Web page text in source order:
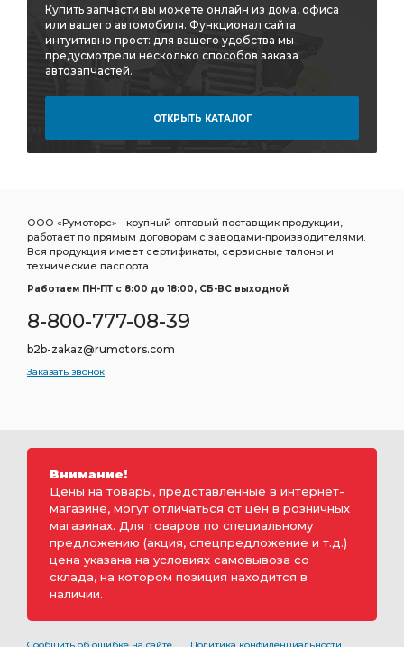
Купить запчасти вы можете онлайн из дома, офиса
или вашего автомобиля. Функционал сайта
интуитивно прост: для вашего удобства мы
предусмотрели несколько способов заказа
автозапчастей.
ОТКРЫТЬ КАТАЛОГ
ООО «Румоторс» - крупный оптовый поставщик продукции,
работает по прямым договорам с заводами-производителями.
Вся продукция имеет сертификаты, сервисные талоны и
технические паспорта.
Работаем ПН-ПТ c 8:00 до 18:00, СБ-ВС выходной
8-800-777-08-39
b2b-zakaz@rumotors.com
Заказать звонок
Внимание!
Цены на товары, представленные в интернет-
магазине, могут отличаться от цен в розничных
магазинах. Для товаров по специальному
предложению (акция, спецпредложение и т.д.)
цена указана на условиях самовывоза со
склада, на котором позиция находится в
наличии.